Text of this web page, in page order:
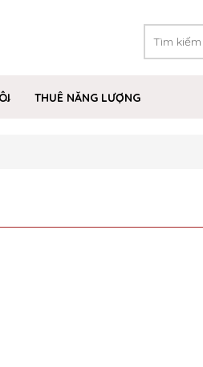
THUÊ NĂNG LƯỢNG